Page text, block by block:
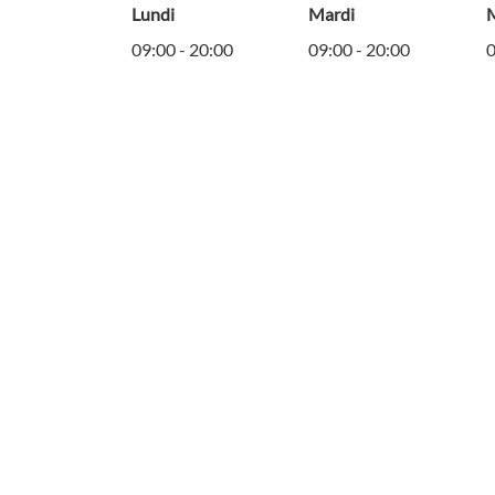
Lundi
09:00- 20:00
Mardi
09:00- 20:00